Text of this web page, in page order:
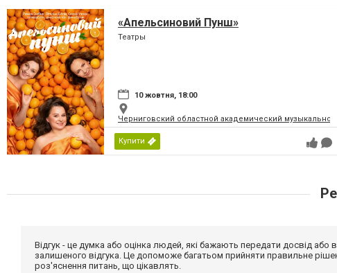
«Апельсиновий Пунш»
Театры
10 жовтня, 18:00
Черниговский областной академический
Купити
Відгук - це думка або оцінка людей, які бажають передати досвід
залишеного відгука. Це допоможе багатьом прийняти правильне
роз'яснення питань, що цікавлять.